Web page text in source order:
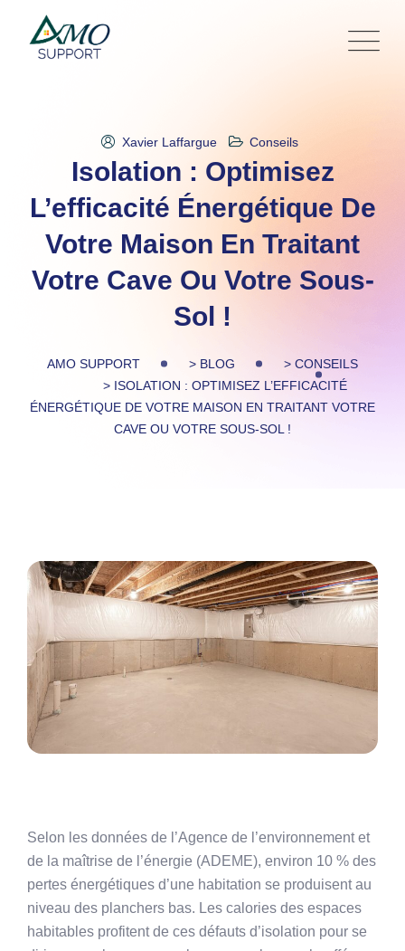
content
Xavier Laffargue Conseils
Isolation : Optimisez
L’efficacité Énergétique De
Votre Maison En Traitant
Votre Cave Ou Votre Sous-
Sol !
AMO SUPPORT > BLOG > CONSEILS
> ISOLATION : OPTIMISEZ L’EFFICACITÉ
ÉNERGÉTIQUE DE VOTRE MAISON EN TRAITANT VOTRE
CAVE OU VOTRE SOUS-SOL !
Selon les données de l’Agence de l’environnement et
de la maîtrise de l’énergie (ADEME), environ 10 % des
pertes énergétiques d’une habitation se produisent au
niveau des planchers bas. Les calories des espaces
habitables profitent de ces défauts d’isolation pour se